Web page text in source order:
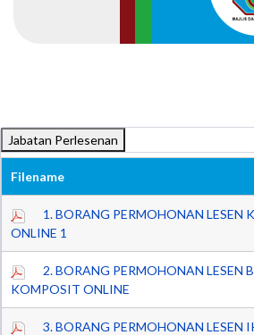
Jabatan Perlesenan
Filename
1. BORANG PERMOHONAN LESEN
ONLINE 1
2. BORANG PERMOHONAN LESEN
KOMPOSIT ONLINE
3. BORANG PERMOHONAN LESEN